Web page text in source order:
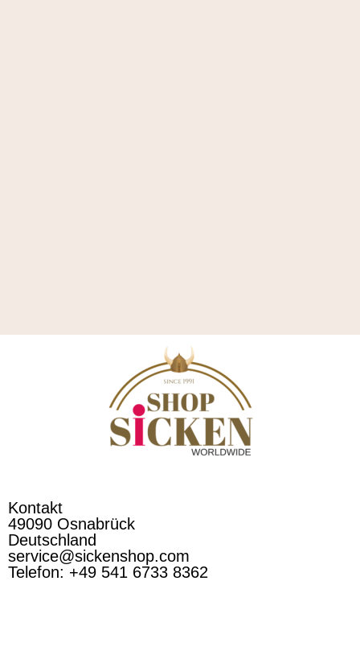
Kontakt
49090 Osnabrück
Deutschland
service@sickenshop.com
Telefon: +49 541 6733 8362